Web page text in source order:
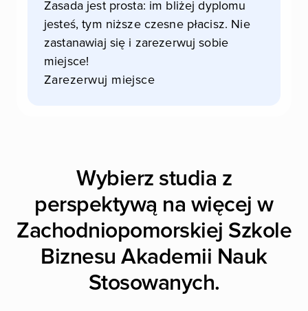
Zasada jest prosta: im bliżej dyplomu
jesteś, tym niższe czesne płacisz. Nie
zastanawiaj się i zarezerwuj sobie
miejsce!
Zarezerwuj miejsce
Wybierz studia z
perspektywą na więcej w
Zachodniopomorskiej Szkole
Biznesu Akademii Nauk
Stosowanych.